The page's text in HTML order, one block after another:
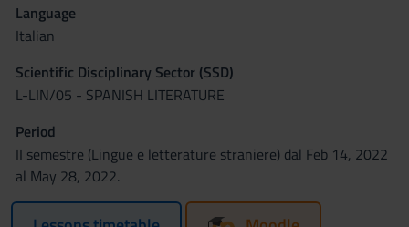
Language
Italian
Scientific Disciplinary Sector (SSD)
L-LIN/05 - SPANISH LITERATURE
Period
II semestre (Lingue e letterature straniere) dal Feb 14, 2022
al May 28, 2022.